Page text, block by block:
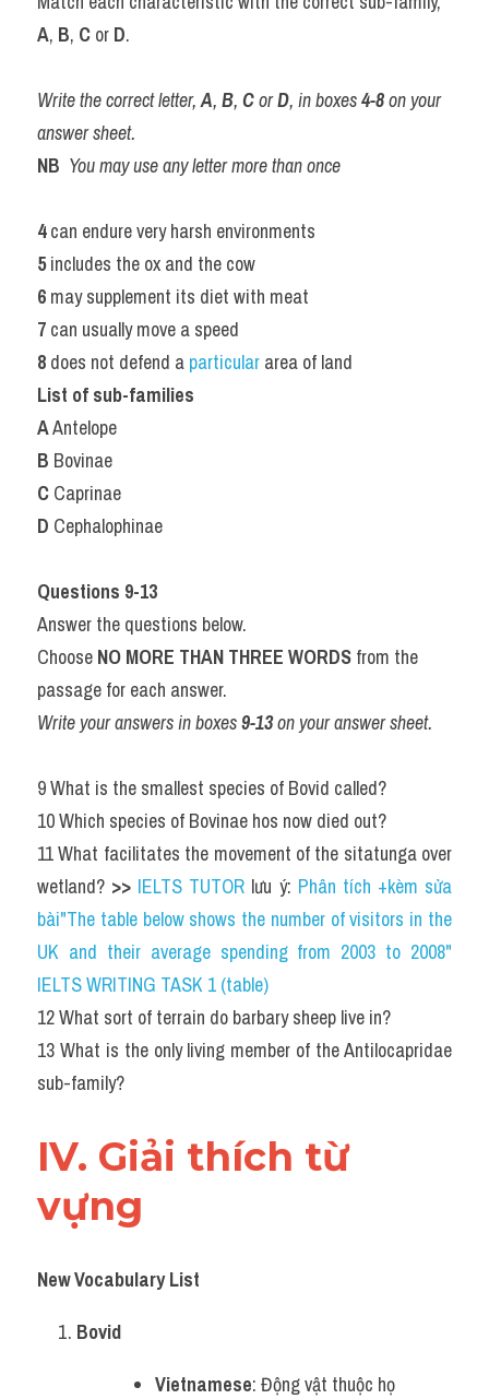
A, B, C or D.
Write the correct letter, A, B, C or D, in boxes 4-8 on your
answer sheet.
NB You may use any letter more than once
4 can endure very harsh environments
5 includes the ox and the cow
6 may supplement its diet with meat
7 can usually move a speed
8 does not defend a particular area of land
List of sub-families
A Antelope
B Bovinae
C Caprinae
D Cephalophinae
Questions 9-13
Answer the questions below.
Choose NO MORE THAN THREE WORDS from the
passage for each answer.
Write your answers in boxes 9-13 on your answer sheet.
9 What is the smallest species of Bovid called?
10 Which species of Bovinae hos now died out?
11 What facilitates the movement of the sitatunga over
wetland? >> IELTS TUTOR lưu ý: Phân tích +kèm sửa
bài"The table below shows the number of visitors in the
UK and their average spending from 2003 to 2008"
IELTS WRITING TASK 1 (table)
12 What sort of terrain do barbary sheep live in?
13 What is the only living member of the Antilocapridae
sub-family?
IV. Giải thích từ
vựng
New Vocabulary List
Bovid
Vietnamese: Động vật thuộc họ